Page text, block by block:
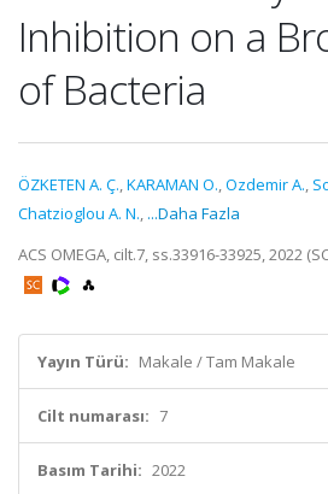
Inhibition on a
of Bacteria
ÖZKETEN A. Ç.,KARAMAN O.,Ozdemir A.,
Chatzioglou A. N., ...Daha Fazla
ACS OMEGA, cilt.7, ss.33916-33925, 2022
Yayın Türü: Makale / Tam Makale
Cilt numarası: 7
Basım Tarihi: 2022